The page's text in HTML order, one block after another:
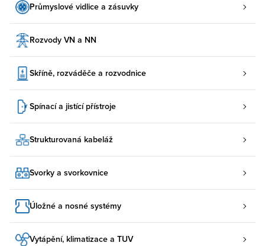
Průmyslové vidlice a zásuvky
Rozvody VN a NN
Skříně, rozváděče a rozvodnice
Spínací a jistící přístroje
Strukturovaná kabeláž
Svorky a svorkovnice
Úložné a nosné systémy
Vytápění, klimatizace a TUV